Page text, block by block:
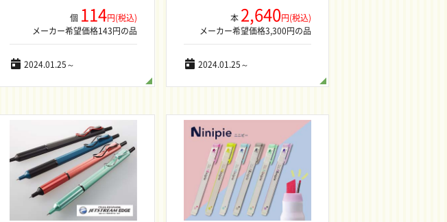
個 114円(税込)
メーカー希望価格143円の品
2024.01.25～
本 2,640円(税込)
メーカー希望価格3,300円の品
2024.01.25～